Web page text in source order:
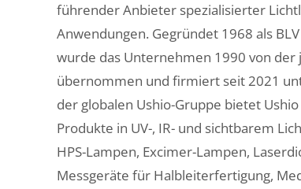
führender Anbieter spezialisierter
Anwendungen. Gegründet 1968 als
wurde das Unternehmen 1990 von der
übernommen und firmiert seit 2021
der globalen Ushio-Gruppe bietet
Produkte in UV-, IR- und sichtbarem
HPS-Lampen, Excimer-Lampen,
Messgeräte für Halbleiterfertigung,